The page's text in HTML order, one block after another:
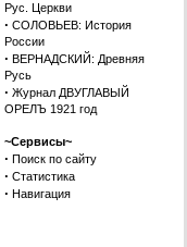
Рус. Церкви
· СОЛОВЬЕВ: История
России
· ВЕРНАДСКИЙ: Древняя
Русь
· Журнал ДВУГЛАВЫЙ
ОРЕЛЪ 1921 год
~Сервисы~
· Поиск по сайту
· Статистика
· Навигация